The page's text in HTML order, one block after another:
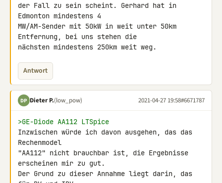
der Fall zu sein scheint. Gerhard hat in
Edmonton mindestens 4
MW/AM-Sender mit 50kW in weit unter 50km
Entfernung, bei uns stehen die
nächsten mindestens 250km weit weg.
Antwort
DP Dieter P.(low_pow) 2021-04-27 19:58#6671787
>GE-Diode AA112 LTSpice
Inzwischen würde ich davon ausgehen, das das
Rechenmodel
"AA112" nicht brauchbar ist, die Ergebnisse
erscheinen mir zu gut.
Der Grund zu dieser Annahme liegt darin, das